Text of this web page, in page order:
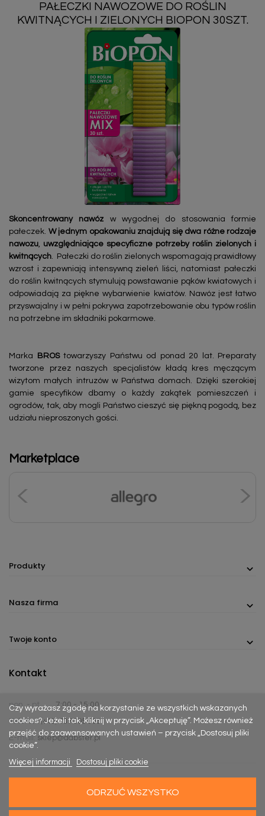
PAŁECZKI NAWOZOWE DO ROŚLIN
KWITNĄCYCH I ZIELONYCH BIOPON 30SZT.
Skoncentrowany nawóz w wygodnej do stosowania formie
pałeczek. W jednym opakowaniu znajdują się dwa różne rodzaje
nawozu, uwzględniające specyficzne potrzeby roślin zielonych i
kwitnących. Pałeczki do roślin zielonych wspomagają prawidłowy
wzrost i zapewniają intensywną zieleń liści, natomiast pałeczki
do roślin kwitnących stymulują powstawanie pąków kwiatowych i
odpowiadają za piękne wybarwienie kwiatów. Nawóz jest łatwo
przyswajalny i w pełni pokrywa zapotrzebowanie obu typów roślin
na potrzebne im składniki pokarmowe.
Marka BROStowarzyszy Państwu od ponad 20 lat. Preparaty
tworzone przez naszych specjalistów kładą kres męczącym
wizytom małych intruzów w Państwa domach. Dzięki szerokiej
gamie specyfików dbamy o każdy zakątek pomieszczeń i
ogrodów, tak, aby mogli Państwo cieszyć się piękną pogodą, bez
udziału nieproszonych gości.
Marketplace
Produkty
Nasza firma
Twoje konto
Czy wyrażasz zgodę na korzystanie ze wszystkich wskazanych
cookies? Jeżeli tak, kliknij w przycisk „Akceptuję”. Możesz również
przejść do zaawansowanych ustawień – przycisk „Dostosuj pliki
cookie”.
Więcej informacji
Dostosuj pliki cookie
ODRZUĆ WSZYSTKO
Kontakt
pon. - pt.
7:00 - 15:00
Telefon:(+48) 737 305 306
E-mail: sklep@dabster.pl